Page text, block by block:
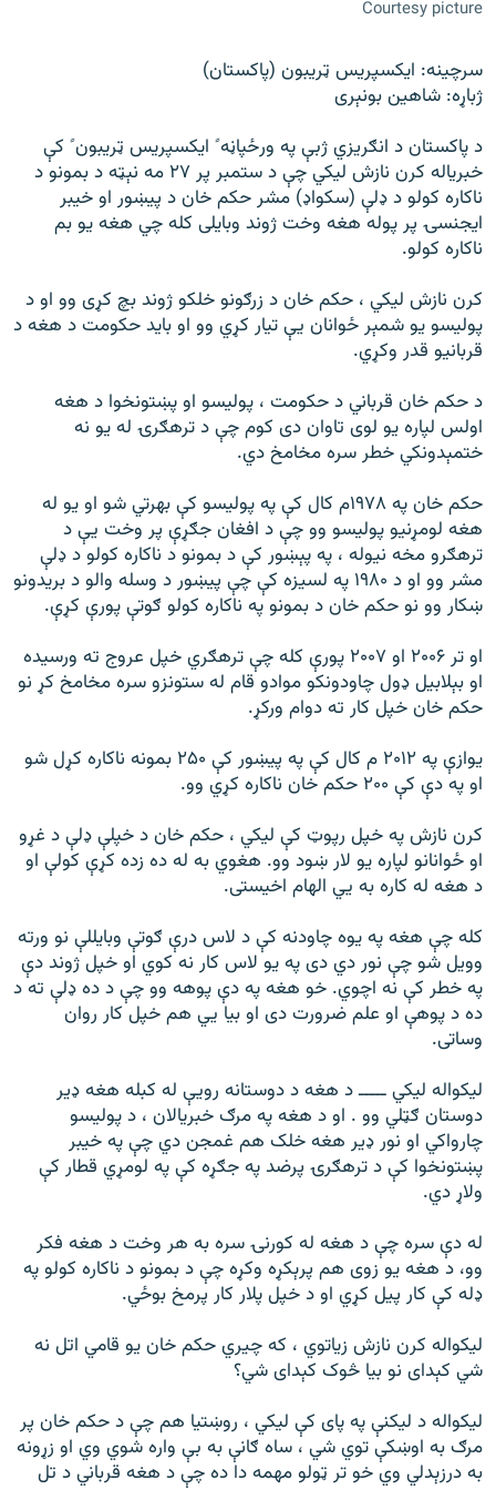
۱۴ ساعته راډیويي خپرونې
Gandhara
موږ وڅارئ
د ازادې اروپا راډیو ټولې ووبپاڼې
Courtesy picture
سرچینه: ایکسپریس ټریبون (پاکستان)
ژباړه: شاهین بونېری
د پاکستان د انګریزي ژبې په ورځپاڼه ً ایکسپریس ټریبون ً کې
خبریاله کرن نازش لیکي چې د ستمبر پر ۲۷ مه نېټه د بمونو د
ناکاره کولو د ډلې (سکواډ) مشر حکم خان د پیښور او خيبر
ایجنسۍ پر پوله هغه وخت ژوند وبایلی کله چي هغه یو بم
ناکاره کولو.
کرن نازش لیکي ، حکم خان د زرګونو خلکو ژوند بچ کړی وو او د
پولیسو یو شمېر ځوانان يې تیار کړي وو او باید حکومت د هغه د
قربانیو قدر وکړي.
د حکم خان قرباني د حکومت ، پولیسو او پښتونخوا د هغه
اولس لپاره یو لوی تاوان دی کوم چې د ترهګرۍ له یو نه
ختمېدونکي خطر سره مخامخ دي.
حکم خان په ۱۹۷۸م کال کې په پولیسو کې بهرتي شو او یو له
هغه لومړنیو پولیسو وو چې د افغان جګړې پر وخت يې د
ترهګرو مخه نیوله ، په پېښور کې د بمونو د ناکاره کولو د ډلې
مشر وو او د ۱۹۸۰ په لسیزه کې چې پیښور د وسله والو د بریدونو
ښکار وو نو حکم خان د بمونو په ناکاره کولو ګوتې پورې کړې.
او تر ۲۰۰۶ او ۲۰۰۷ پورې کله چې ترهګري خپل عروج ته ورسیده
او بېلابیل ډول چاودونکو موادو قام له ستونزو سره مخامخ کړ نو
حکم خان خپل کار ته دوام ورکړ.
یوازې په ۲۰۱۲ م کال کې په پیښور کې ۲۵۰ بمونه ناکاره کړل شو
او په دې کې ۲۰۰ حکم خان ناکاره کړي وو.
کرن نازش په خپل رپوټ کې لیکي ، حکم خان د خپلې ډلې د غړو
او ځوانانو لپاره یو لار ښود وو. هغوي به له ده زده کړې کولې او
د هغه له کاره به يي الهام اخیستی.
کله چې هغه په یوه چاودنه کې د لاس درې ګوتې وبایللې نو ورته
وویل شو چې نور دي دی په یو لاس کار نه کوي او خپل ژوند دې
په خطر کې نه اچوي. خو هغه په دې پوهه وو چې د ده ډلې ته د
ده د پوهې او علم ضرورت دی او بیا يي هم خپل کار روان
وساتی.
لیکواله لیکي ـــــ د هغه د دوستانه رویې له کبله هغه ډیر
دوستان ګټلي وو . او د هغه په مرګ خبریالان ، د پولیسو
چارواکي او نور ډیر هغه خلک هم غمجن دي چې په خیبر
پښتونخوا کې د ترهګرۍ پرضد په جګړه کې په لومړي قطار کې
ولاړ دي.
له دې سره چې د هغه له کورنۍ سره به هر وخت د هغه فکر
وو، د هغه یو زوی هم پرېکړه وکړه چې د بمونو د ناکاره کولو په
ډله کې کار پیل کړي او د خپل پلار کار پرمخ بوځي.
لیکواله کرن نازش زیاتوي ، که چیري حکم خان یو قامي اتل نه
شي کېدای نو بیا څوک کېدای شي؟
لیکواله د لیکنې په پای کې لیکي ، روښتیا هم چې د حکم خان پر
مرګ به اوښکې توي شي ، ساه ګانې به بې واره شوي وي او زړونه
به درزېدلي وي خو تر ټولو مهمه دا ده چې د هغه قرباني د تل